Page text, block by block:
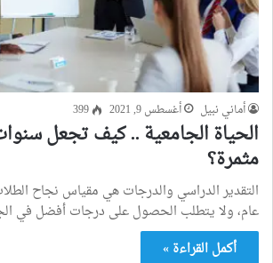
أماني نبيل أغسطس 9, 2021 399
الحياة الجامعية .. كيف تجعل
مثمرة؟
التقدير الدراسي والدرجات هي مقياس نجاح
عام، ولا يتطلب الحصول على درجات أفضل في
أكمل القراءة »